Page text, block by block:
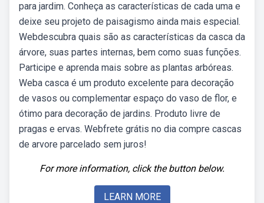
para jardim. Conheça as características de cada uma e
deixe seu projeto de paisagismo ainda mais especial.
Webdescubra quais são as características da casca da
árvore, suas partes internas, bem como suas funções.
Participe e aprenda mais sobre as plantas arbóreas.
Weba casca é um produto excelente para decoração
de vasos ou complementar espaço do vaso de flor, e
ótimo para decoração de jardins. Produto livre de
pragas e ervas. Webfrete grátis no dia compre cascas
de arvore parcelado sem juros!
For more information, click the button below.
LEARN MORE